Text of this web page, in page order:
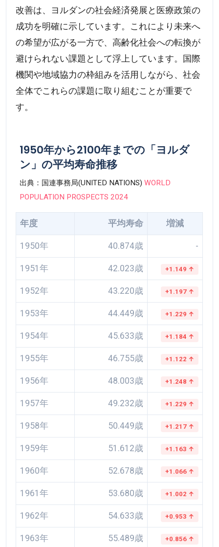
改善は、ヨルダンの社会経済発展と医療政策の
成功を明確に示しています。これにより未来へ
の希望が広がる一方で、高齢化社会への転換が
避けられない課題として浮上しています。国際
機関や地域協力の枠組みを活用しながら、社会
全体でこれらの課題に取り組むことが重要で
す。
1950年から2100年までの「ヨルダ
ン」の平均寿命推移
出典：国連事務局(UNITED NATIONS)WORLD
POPULATION PROSPECTS 2024
年度 平均寿命 増減
1950年 40.874歳 -
1951年 42.023歳 +1.149 ↑
1952年 43.220歳 +1.197 ↑
1953年 44.449歳 +1.229 ↑
1954年 45.633歳 +1.184 ↑
1955年 46.755歳 +1.122 ↑
1956年 48.003歳 +1.248 ↑
1957年 49.232歳 +1.229 ↑
1958年 50.449歳 +1.217 ↑
1959年 51.612歳 +1.163 ↑
1960年 52.678歳 +1.066 ↑
1961年 53.680歳 +1.002 ↑
1962年 54.633歳 +0.953 ↑
1963年 55.489歳 +0.856 ↑